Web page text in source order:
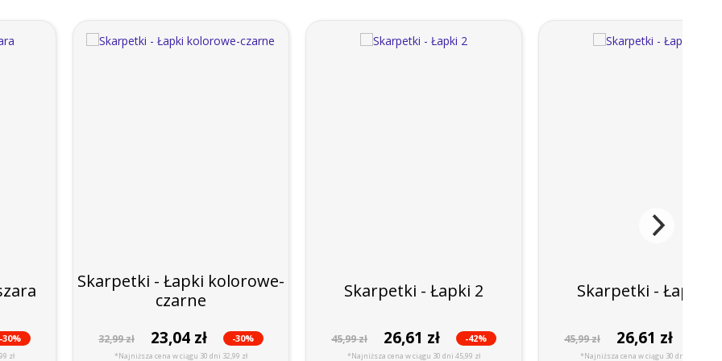
Skarpetki - Łapki kolorowe-
czarne
32,99 zł 23,04 zł -30%
*Najniższa cena w ciągu 30 dni 32,99 zł
Skarpetki - Łapki 2
45,99 zł 26,61 zł -42%
*Najniższa cena w ciągu 30 dni 45,99 zł
Skarpetki - Łapki 1
45,99 zł 26,61 zł
*Najniższa cena w ciągu 30 dni 45,99 zł
-30%
zł